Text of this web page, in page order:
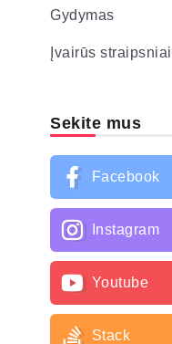
Gydymas
Įvairūs straipsniai
Sekite mus
Facebook
Instagram
Youtube
Stack